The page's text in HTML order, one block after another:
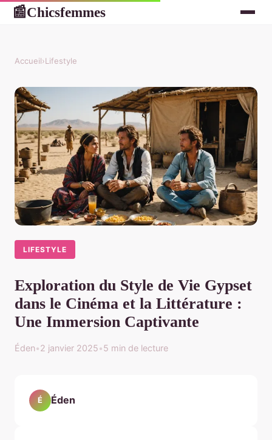
📰Chicsfemmes
Accueil›Lifestyle
LIFESTYLE
Exploration du Style de Vie Gypset
dans le Cinéma et la Littérature :
Une Immersion Captivante
Éden•2 janvier 2025•5 min de lecture
É Éden